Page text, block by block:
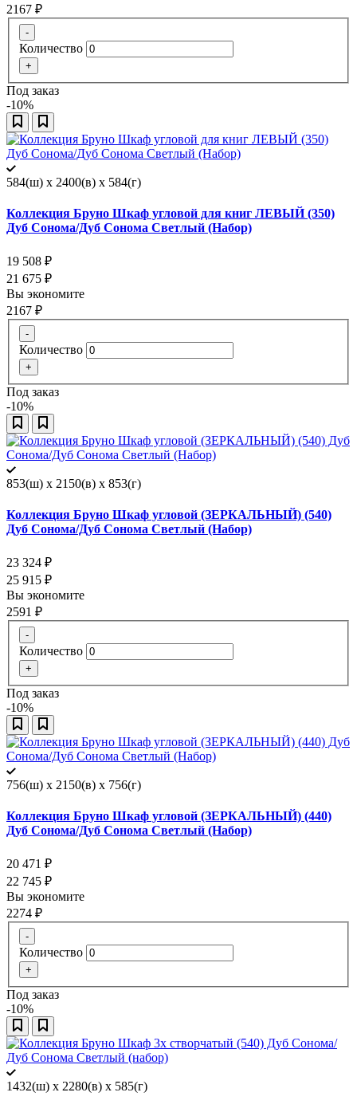
2167 ₽
-
Количество
+
Под заказ
-10%
584(ш) x 2400(в) x 584(г)
Коллекция Бруно Шкаф угловой для книг ЛЕВЫЙ (350)
Дуб Сонома/Дуб Сонома Светлый (Набор)
19 508 ₽
21 675 ₽
Вы экономите
2167 ₽
-
Количество
+
Под заказ
-10%
853(ш) x 2150(в) x 853(г)
Коллекция Бруно Шкаф угловой (ЗЕРКАЛЬНЫЙ) (540)
Дуб Сонома/Дуб Сонома Светлый (Набор)
23 324 ₽
25 915 ₽
Вы экономите
2591 ₽
-
Количество
+
Под заказ
-10%
756(ш) x 2150(в) x 756(г)
Коллекция Бруно Шкаф угловой (ЗЕРКАЛЬНЫЙ) (440)
Дуб Сонома/Дуб Сонома Светлый (Набор)
20 471 ₽
22 745 ₽
Вы экономите
2274 ₽
-
Количество
+
Под заказ
-10%
1432(ш) x 2280(в) x 585(г)